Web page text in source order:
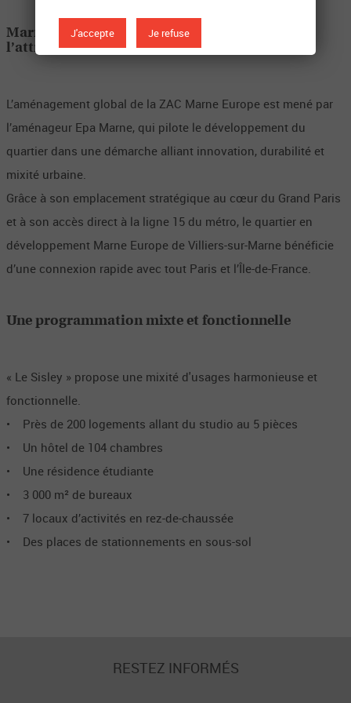
Marne Europe : Un quartier qui renforce
l’attractivité du territoire
L’aménagement global de la ZAC Marne Europe est mené par
l’aménageur Epa Marne, qui pilote le développement du
quartier dans une démarche alliant innovation, durabilité et
mixité urbaine.
Grâce à son emplacement stratégique au cœur du Grand Paris
et à son accès direct à la ligne 15 du métro, le quartier en
développement Marne Europe de Villiers-sur-Marne bénéficie
d’une connexion rapide avec tout Paris et l’Île-de-France.
Une programmation mixte et fonctionnelle
« Le Sisley » propose une mixité d'usages harmonieuse et
fonctionnelle.
• Près de 200 logements allant du studio au 5 pièces
• Un hôtel de 104 chambres
• Une résidence étudiante
• 3 000 m² de bureaux
• 7 locaux d’activités en rez-de-chaussée
• Des places de stationnements en sous-sol
RESTEZ INFORMÉS
J'accepte Je refuse